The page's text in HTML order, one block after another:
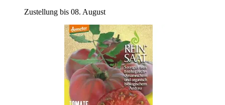
Zustellung bis 08. August